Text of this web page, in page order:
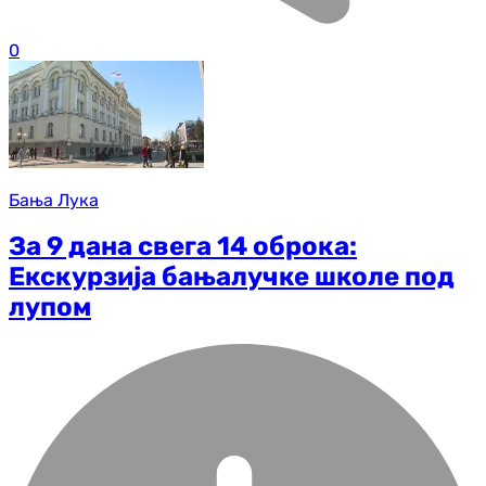
0
Бања Лука
За 9 дана свега 14 оброка:
Екскурзија бањалучке школе под
лупом